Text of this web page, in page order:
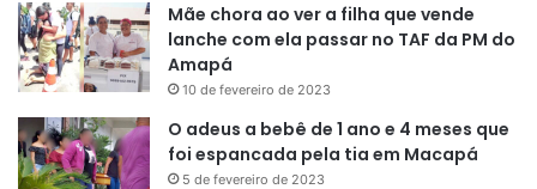
Mãe chora ao ver a filha que vende
lanche com ela passar no TAF da PM do
Amapá
10 de fevereiro de 2023
O adeus a bebê de 1 ano e 4 meses que
foi espancada pela tia em Macapá
5 de fevereiro de 2023